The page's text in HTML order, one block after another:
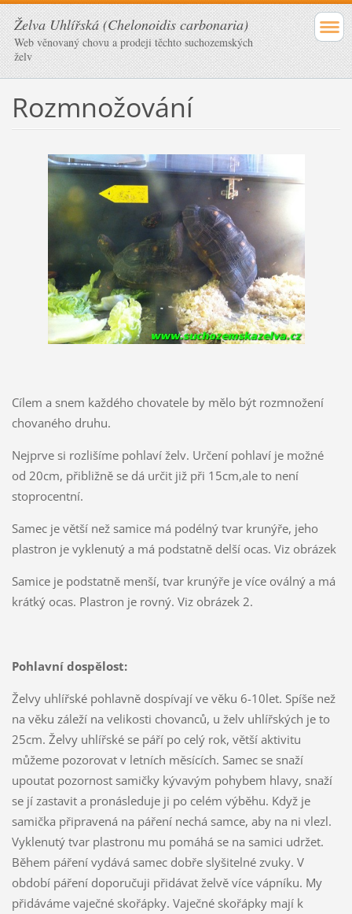
Želva Uhlířská (Chelonoidis carbonaria)
Web věnovaný chovu a prodeji těchto suchozemských
želv
Rozmnožování
Cílem a snem každého chovatele by mělo být rozmnožení
chovaného druhu.
Nejprve si rozlišíme pohlaví želv. Určení pohlaví je možné
od 20cm, přibližně se dá určit již při 15cm,ale to není
stoprocentní.
Samec je větší než samice má podélný tvar krunýře, jeho
plastron je vyklenutý a má podstatně delší ocas. Viz obrázek
Samice je podstatně menší, tvar krunýře je více oválný a má
krátký ocas. Plastron je rovný. Viz obrázek 2.
Pohlavní dospělost:
Želvy uhlířské pohlavně dospívají ve věku 6-10let. Spíše než
na věku záleží na velikosti chovanců, u želv uhlířských je to
25cm. Želvy uhlířské se páří po celý rok, větší aktivitu
můžeme pozorovat v letních měsících. Samec se snaží
upoutat pozornost samičky kývavým pohybem hlavy, snaží
se jí zastavit a pronásleduje ji po celém výběhu. Když je
samička připravená na páření nechá samce, aby na ni vlezl.
Vyklenutý tvar plastronu mu pomáhá se na samici udržet.
Během páření vydává samec dobře slyšitelné zvuky. V
období páření doporučuji přidávat želvě více vápníku. My
přidáváme vaječné skořápky. Vaječné skořápky mají k